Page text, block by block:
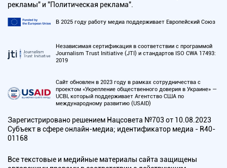
рекламы" и "Политическая реклама".
В 2025 году работу медиа поддерживает Европейский Союз
Независимая сертификация в соответствии с программой
Journalism Trust Initiative (JTI) и стандартов ISO CWA 17493:
2019
Сайт обновлен в 2023 году в рамках сотрудничества с
проектом «Укрепление общественного доверия в Украине» —
UCBI, который поддерживает Агентство США по
международному развитию (USAID)
Зарегистрировано решением Нацсовета №703 от 10.08.2023
Субъект в сфере онлайн-медиа; идентификатор медиа - R40-
01168
Все текстовые и медийные материалы сайта защищены